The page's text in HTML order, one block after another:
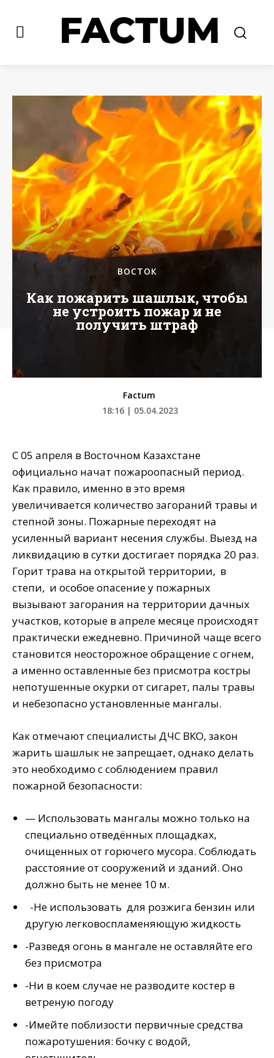
ВОСТОК
Как пожарить шашлык, чтобы
не устроить пожар и не
получить штраф
Factum
18:16 | 05.04.2023
С 05 апреля в Восточном Казахстане
официально начат пожароопасный период.
Как правило, именно в это время
увеличивается количество загораний травы и
степной зоны. Пожарные переходят на
усиленный вариант несения службы. Выезд на
ликвидацию в сутки достигает порядка 20 раз.
Горит трава на открытой территории, в
степи, и особое опасение у пожарных
вызывают загорания на территории дачных
участков, которые в апреле месяце происходят
практически ежедневно. Причиной чаще всего
становится неосторожное обращение с огнем,
а именно оставленные без присмотра костры
непотушенные окурки от сигарет, палы травы
и небезопасно установленные мангалы.
Как отмечают специалисты ДЧС ВКО, закон
жарить шашлык не запрещает, однако делать
это необходимо с соблюдением правил
пожарной безопасности:
— Использовать мангалы можно только на
специально отведённых площадках,
очищенных от горючего мусора. Соблюдать
расстояние от сооружений и зданий. Оно
должно быть не менее 10 м.
-Не использовать для розжига бензин или
другую легковоспламеняющую жидкость
-Разведя огонь в мангале не оставляйте его
без присмотра
-Ни в коем случае не разводите костер в
ветреную погоду
-Имейте поблизости первичные средства
пожаротушения: бочку с водой,